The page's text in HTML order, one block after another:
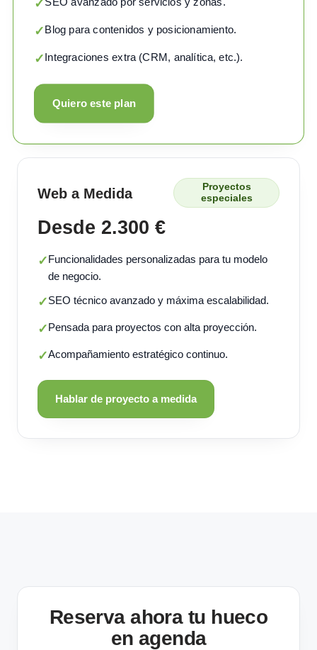
✓
✓Blog para contenidos y posicionamiento.
✓Integraciones extra (CRM, analítica, etc.).
Quiero este plan
Web a Medida
Proyectos
especiales
Desde 2.300 €
✓Funcionalidades personalizadas para tu modelo
de negocio.
✓SEO técnico avanzado y máxima escalabilidad.
✓Pensada para proyectos con alta proyección.
✓Acompañamiento estratégico continuo.
Hablar de proyecto a medida
Reserva ahora tu hueco
en agenda